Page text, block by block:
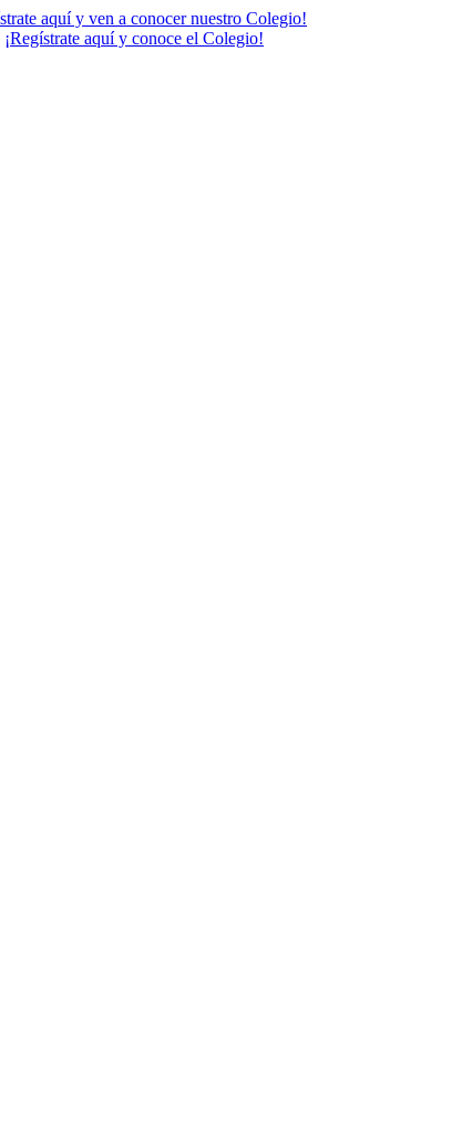
aquí y ven a conocer nuestro Colegio!
¡Regístrate aquí y conoce el Colegio!